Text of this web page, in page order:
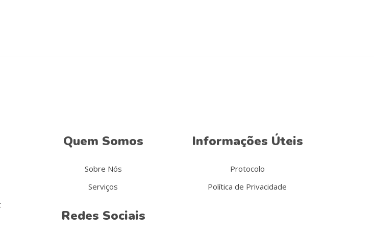
Quem Somos
Sobre Nós
Serviços
Redes Sociais
Informações Úteis
Protocolo
Política de Privacidade